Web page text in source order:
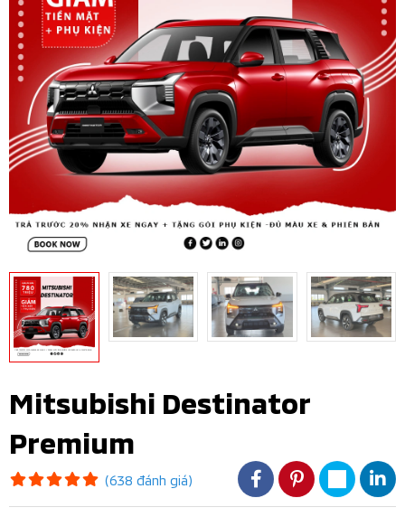
Mitsubishi Destinator
Premium
(638 đánh giá)